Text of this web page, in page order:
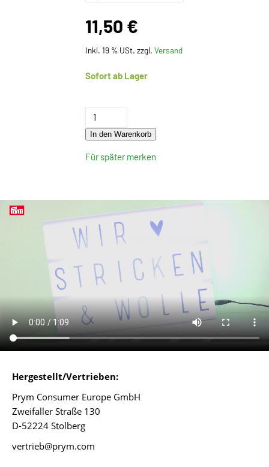
11,50 €
Inkl. 19 % USt. zzgl.Versand
Sofort ab Lager
In den Warenkorb
Für später merken
Hergestellt/Vertrieben:
Prym Consumer Europe GmbH
Zweifaller Straße 130
D-52224 Stolberg
vertrieb@prym.com